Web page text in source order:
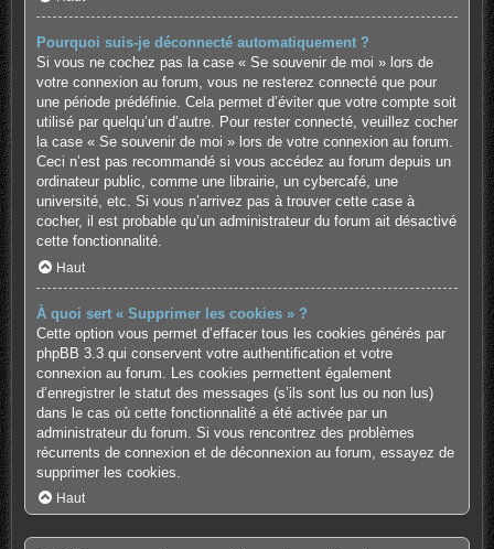
Pourquoi suis-je déconnecté automatiquement ?
Si vous ne cochez pas la case « Se souvenir de moi » lors de
votre connexion au forum, vous ne resterez connecté que pour
une période prédéfinie. Cela permet d’éviter que votre compte soit
utilisé par quelqu’un d’autre. Pour rester connecté, veuillez cocher
la case « Se souvenir de moi » lors de votre connexion au forum.
Ceci n’est pas recommandé si vous accédez au forum depuis un
ordinateur public, comme une librairie, un cybercafé, une
université, etc. Si vous n’arrivez pas à trouver cette case à
cocher, il est probable qu’un administrateur du forum ait désactivé
cette fonctionnalité.
Haut
À quoi sert « Supprimer les cookies » ?
Cette option vous permet d’effacer tous les cookies générés par
phpBB 3.3 qui conservent votre authentification et votre
connexion au forum. Les cookies permettent également
d’enregistrer le statut des messages (s’ils sont lus ou non lus)
dans le cas où cette fonctionnalité a été activée par un
administrateur du forum. Si vous rencontrez des problèmes
récurrents de connexion et de déconnexion au forum, essayez de
supprimer les cookies.
Haut